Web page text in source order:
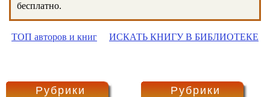
бесплатно.
ТОП авторов и книг ИСКАТЬ КНИГУ В БИБЛИОТЕКЕ
Рубрики Рубрики